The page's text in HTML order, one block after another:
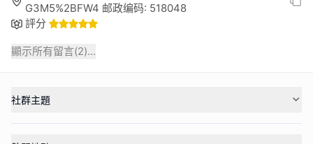
G3M5%2BFW4 邮政编码: 518048
評分
顯示所有留言(2)...
社群主題